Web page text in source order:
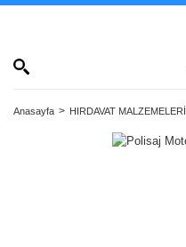
Anasayfa HIRDAVAT MALZEMELERİ